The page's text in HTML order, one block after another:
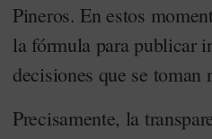
Pineros. En estos
la fórmula para publicar
decisiones que se toman
Precisamente, la